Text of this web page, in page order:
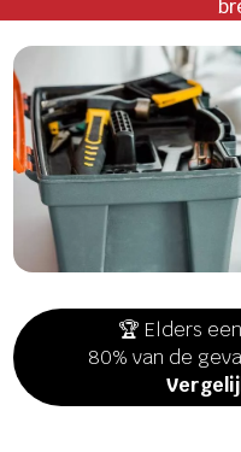
🏆 Elders
80% van de